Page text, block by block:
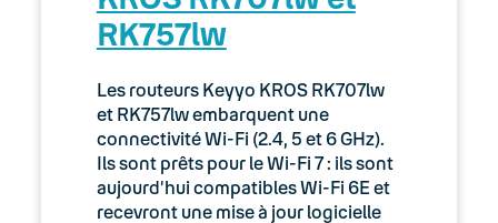
03. Accès Internet
04. Téléphonie fixe
05. Téléphonie Mobile
06. Cybersécurité
RK757lw
Les routeurs Keyyo KROS RK707lw
et RK757lw embarquent une
connectivité Wi-Fi (2.4, 5 et 6 GHz).
Ils sont prêts pour le Wi-Fi 7 : ils sont
aujourd’hui compatibles Wi-Fi 6E et
recevront une mise à jour logicielle